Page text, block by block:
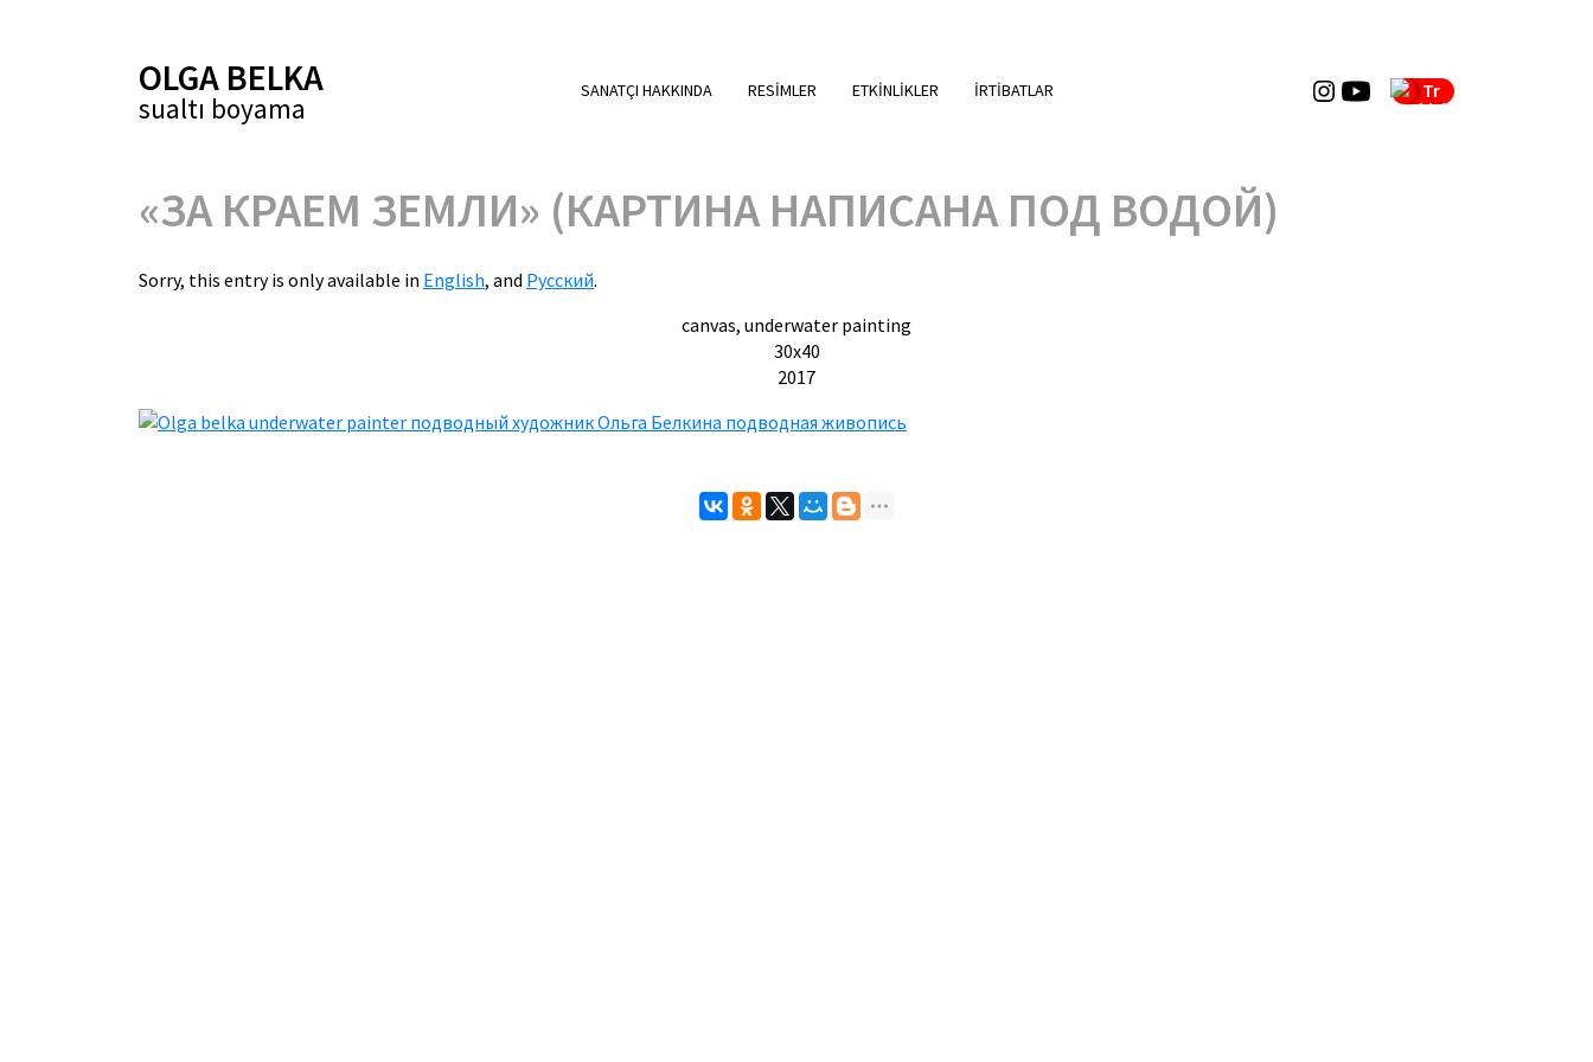
OLGA BELKA
sualtı boyama
SANATÇI HAKKINDA RESIMLER ETKINLIKLER IRTIBATLAR Tr
«ЗА КРАЕМ ЗЕМЛИ» (КАРТИНА НАПИСАНА ПОД ВОДОЙ)
Sorry, this entry is only available in English, and Русский.
canvas, underwater painting
30х40
2017